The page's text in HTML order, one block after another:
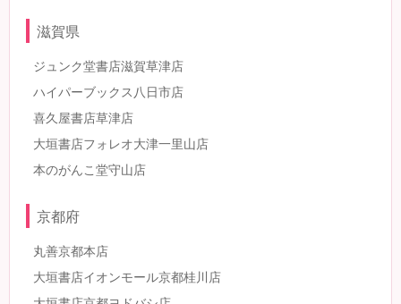
滋賀県
ジュンク堂書店滋賀草津店
ハイパーブックス八日市店
喜久屋書店草津店
大垣書店フォレオ大津一里山店
本のがんこ堂守山店
京都府
丸善京都本店
大垣書店イオンモール京都桂川店